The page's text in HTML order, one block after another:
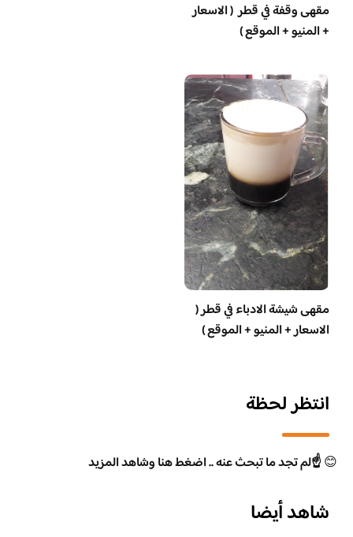
مقهى وقفة في قطر ( الاسعار
+ المنيو + الموقع )
مقهى شيشة الادباء في قطر (
الاسعار + المنيو + الموقع )
انتظر لحظة
😊☝️لم تجد ما تبحث عنه .. اضغط هنا وشاهد المزيد
شاهد أيضا